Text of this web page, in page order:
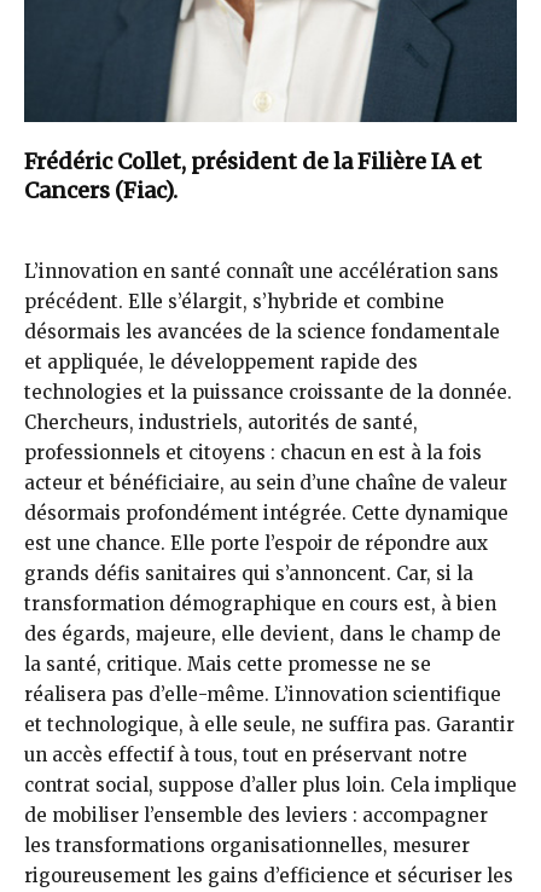
Frédéric Collet, président de la Filière IA et
Cancers (Fiac).
L’innovation en santé connaît une accélération sans
précédent. Elle s’élargit, s’hybride et combine
désormais les avancées de la science fondamentale
et appliquée, le développement rapide des
technologies et la puissance croissante de la donnée.
Chercheurs, industriels, autorités de santé,
professionnels et citoyens : chacun en est à la fois
acteur et bénéficiaire, au sein d’une chaîne de valeur
désormais profondément intégrée. Cette dynamique
est une chance. Elle porte l’espoir de répondre aux
grands défis sanitaires qui s’annoncent. Car, si la
transformation démographique en cours est, à bien
des égards, majeure, elle devient, dans le champ de
la santé, critique. Mais cette promesse ne se
réalisera pas d’elle-même. L’innovation scientifique
et technologique, à elle seule, ne suffira pas. Garantir
un accès effectif à tous, tout en préservant notre
contrat social, suppose d’aller plus loin. Cela implique
de mobiliser l’ensemble des leviers : accompagner
les transformations organisationnelles, mesurer
rigoureusement les gains d’efficience et sécuriser les